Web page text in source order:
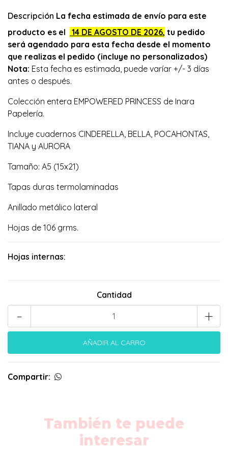
Descripción La fecha estimada de envío para este
producto es el
14 DE AGOSTO DE 2026, tu pedido
será agendado para esta fecha desde el momento
que realizas el pedido (incluye no personalizados)
Nota: Esta fecha es estimada, puede varíar +/- 3 días
antes o después.
Colección entera EMPOWERED PRINCESS de Inara
Papelería.
Incluye cuadernos CINDERELLA, BELLA, POCAHONTAS,
TIANA y AURORA
Tamaño: A5 (15x21)
Tapas duras termolaminadas
Anillado metálico lateral
Hojas de 106 grms.
Hojas internas:
Cantidad
+
-
Compartir:
También te puede
interesar